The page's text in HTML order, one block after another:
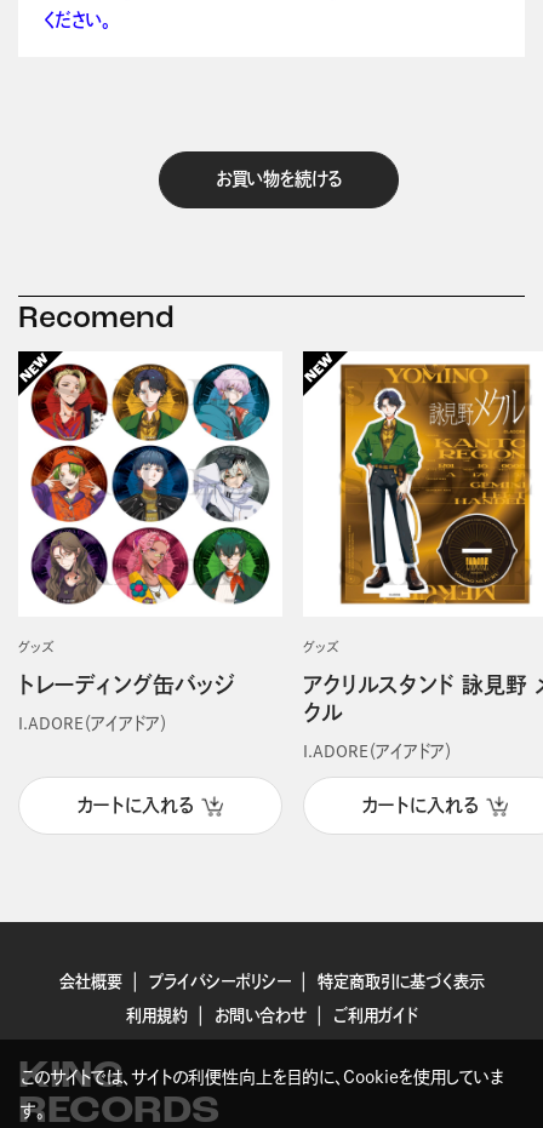
ください。
お買い物を続ける
Recomend
グッズ
トレーディング缶バッジ
I.ADORE（アイアドア）
カートに入れる
グッズ
アクリルスタンド 詠見野
クル
I.ADORE（アイアドア）
カートに入れる
会社概要 プライバシーポリシー
特定商取引に基づく表示
利用規約
お問い合わせ ご利用ガイド
KING
RECORDS
このサイトでは、サイトの利便性向上を目的に、Cookieを使用していま
す。